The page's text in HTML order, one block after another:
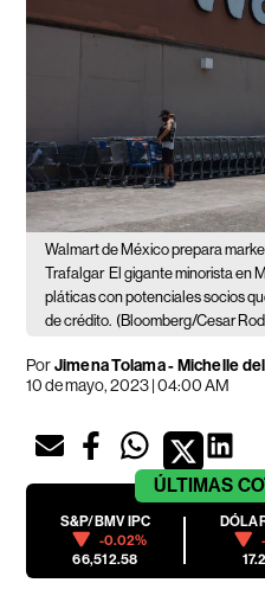
Walmart de México prepara
Trafalgar El gigante minorista en
pláticas con potenciales socios
de crédito. (Bloomberg/Cesar
PorJimena Tolama-Michelle
10 de mayo, 2023 | 04:00 AM
ÚLTIMAS
S&P/BMV IPC
-0.02%
66,512.58